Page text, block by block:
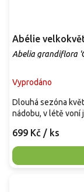
Abélie
Abelia grandiflora
Vyprodáno
699 Kč / ks
Dlouhá sezóna
nádobu, v létě voní